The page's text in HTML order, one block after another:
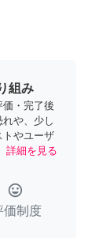
組み
・完了後
や、少し
トやユーザ
詳細を見る
tag_faces
価制度